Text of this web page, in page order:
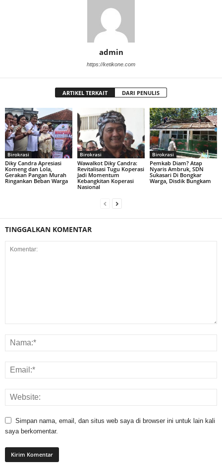
admin
https://ketikone.com
ARTIKEL TERKAIT DARI PENULIS
Birokrasi
Diky Candra Apresiasi
Komeng dan Lola,
Gerakan Pangan Murah
Ringankan Beban Warga
Birokrasi
Wawalkot Diky Candra:
Revitalisasi Tugu Koperasi
Jadi Momentum
Kebangkitan Koperasi
Nasional
Birokrasi
Pemkab Diam? Atap
Nyaris Ambruk, SDN
Sukasari Di Bongkar
Warga, Disdik Bungkam
TINGGALKAN KOMENTAR
Simpan nama, email, dan situs web saya di browser ini untuk lain kali
saya berkomentar.